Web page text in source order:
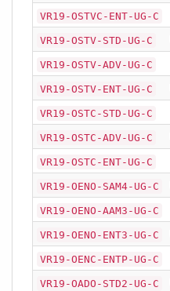
VR19-OSTVC-ENT-UG-C
VR19-OSTV-STD-UG-C
VR19-OSTV-ADV-UG-C
VR19-OSTV-ENT-UG-C
VR19-OSTC-STD-UG-C
VR19-OSTC-ADV-UG-C
VR19-OSTC-ENT-UG-C
VR19-OENO-SAM4-UG-C
VR19-OENO-AAM3-UG-C
VR19-OENO-ENT3-UG-C
VR19-OENC-ENTP-UG-C
VR19-OADO-STD2-UG-C